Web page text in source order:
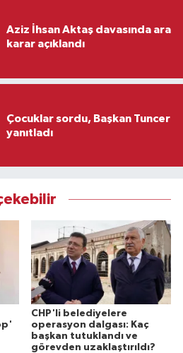
Aziz İhsan Aktaş davasında ara
karar açıklandı
Çocuklar sordu, Başkan Tuncer
yanıtladı
CHP'li belediyelere
operasyon dalgası: Kaç
başkan tutuklandı ve
görevden uzaklaştırıldı?